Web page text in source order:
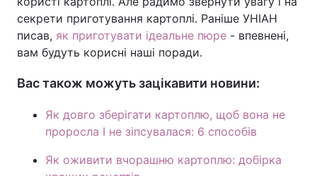
користі картоплі. Але радимо звернути увагу і на
секрети приготування картоплі. Раніше УНІАН
писав, як приготувати ідеальне пюре - впевнені,
вам будуть корисні наші поради.
Вас також можуть зацікавити новини:
Як довго зберігати картоплю, щоб вона не
проросла І не зіпсувалася: 6 способів
Як оживити вчорашню картоплю: добірка